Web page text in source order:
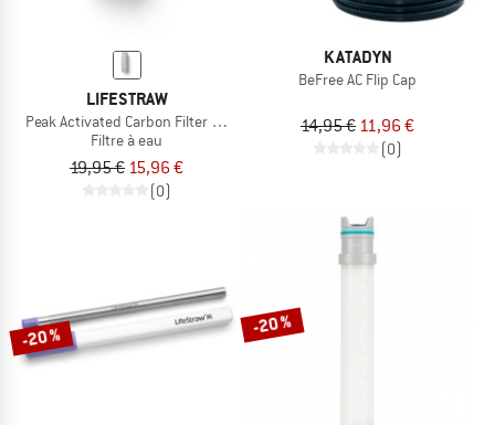
LIFESTRAW
Peak Activated Carbon Filter Add-On
Filtre à eau
19,95 € 15,96 €
(0)
KATADYN
BeFree AC Flip Cap
14,95 € 11,96 €
(0)
-20 % -20 %